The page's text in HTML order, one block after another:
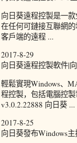
向日葵遠程控製是一
在任何可鏈接互聯網
客戶端的遠程 ...
2017-8-29
向日葵遠程控製軟件|
輕鬆實現Windows、
程控製，包括電腦控
v3.0.2.22888 向日葵 ...
2017-8-25
向日葵發布Windows